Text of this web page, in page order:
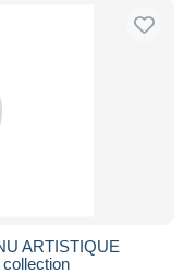
ARTISTIQUE